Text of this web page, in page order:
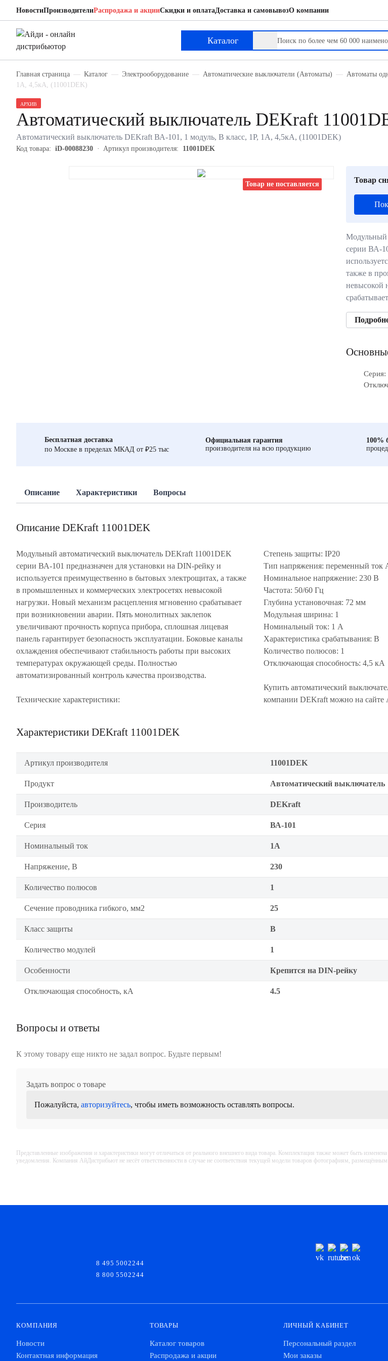
НовостиПроизводителиРаспродажа и акцииСкидки и оплатаДоставка и самовывозО компании
Каталог
Главная страница Каталог Электрооборудование Автоматические выключатели (Автоматы) Автоматы
1А, 4,5кА, (11001DEK)
Товар не поставляется
АРХИВ
Автоматический выключатель DEKraft
Автоматический выключатель DEKraft ВА-101, 1 модуль, B класс, 1P, 1А, 4,5кА, (11001DEK)
Код товара: iD-00088230 Артикул производителя: 11001DEK
Товар
Модульный
серии ВА-
также в
невысокой
Серия:
Бесплатная доставка
по Москве в пределах МКАД от ₽25 тыс
Официальная гарантия
производителя на всю продукцию
100%
Описание Характеристики Вопросы
Описание DEKraft 11001DEK
Модульный автоматический выключатель DEKraft 11001DEK
серии ВА-101 предназначен для установки на DIN-рейку и
используется преимущественно в бытовых электрощитах, а также
в промышленных и коммерческих электросетях невысокой
нагрузки. Новый механизм расцепления мгновенно срабатывает
при возникновении аварии. Пять монолитных заклепок
увеличивают прочность корпуса прибора, сплошная лицевая
панель гарантирует безопасность эксплуатации. Боковые каналы
охлаждения обеспечивают стабильность работы при высоких
температурах окружающей среды. Полностью
автоматизированный контроль качества производства.
Технические характеристики:
Степень защиты: IP20
Тип напряжения: переменный ток
Номинальное напряжение: 230 В
Частота: 50/60 Гц
Глубина установочная: 72 мм
Модульная ширина: 1
Номинальный ток: 1 А
Характеристика срабатывания: B
Количество полюсов: 1
Отключающая способность: 4,5 кА
Купить автоматический
компании DEKraft можно на сайте
Характеристики DEKraft 11001DEK
Артикул производителя 11001DEK
Продукт Автоматический выключатель
Производитель DEKraft
Серия ВА-101
Номинальный ток 1А
Напряжение, В 230
Количество полюсов 1
Сечение проводника гибкого, мм2 25
Класс защиты B
Количество модулей 1
Особенности Крепится на DIN-рейку
Отключающая способность, кА 4.5
Вопросы и ответы
К этому товару еще никто не задал вопрос. Будьте первым!
Задать вопрос о товаре
Пожалуйста, авторизуйтесь, чтобы иметь возможность оставлять вопросы.
Представленные изображения и характеристики могут отличаться от реального внешнего вида товара. Комплектация также может быть
уведомления. Компания АйДистрибьют не несёт ответственности в случае не соответствия текущей модели товаров фотографиям, размещённым
DEKraft 11001DEK
Автоматический выключатель
8 495 5002244
8 800 5502244
КОМПАНИЯ
Новости
Контактная информация
ТОВАРЫ
Каталог товаров
Распродажа и акции
ЛИЧНЫЙ КАБИНЕТ
Персональный раздел
Мои заказы